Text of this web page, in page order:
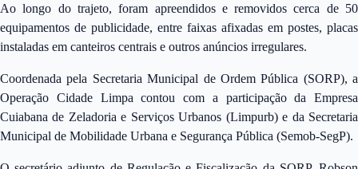
Ao longo do trajeto, foram apreendidos e removidos cerca de 50
equipamentos de publicidade, entre faixas afixadas em postes, placas
instaladas em canteiros centrais e outros anúncios irregulares.
Coordenada pela Secretaria Municipal de Ordem Pública (SORP), a
Operação Cidade Limpa contou com a participação da Empresa
Cuiabana de Zeladoria e Serviços Urbanos (Limpurb) e da Secretaria
Municipal de Mobilidade Urbana e Segurança Pública (Semob-SegP).